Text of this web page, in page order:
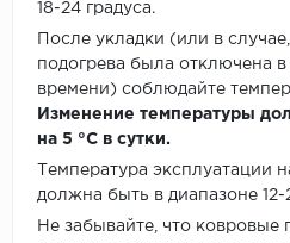
18-24 градуса.
После укладки (или в
подогрева была отключена в
времени) соблюдайте
Изменение температуры
на 5 °C в сутки.
Температура эксплуатации
должна быть в диапазоне 12-
Не забывайте, что ковровые